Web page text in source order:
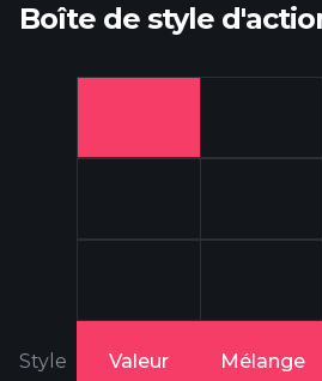
Boîte de style
Style Valeur Mélange